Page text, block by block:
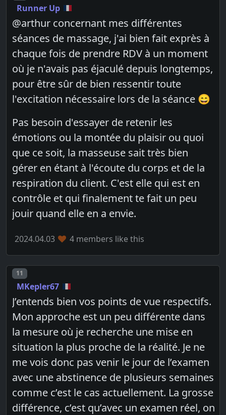
Runner Up
@arthur concernant mes différentes
séances de massage, j'ai bien fait exprès à
chaque fois de prendre RDV à un moment
où je n'avais pas éjaculé depuis longtemps,
pour être sûr de bien ressentir toute
l'excitation nécessaire lors de la séance 😄
Pas besoin d'essayer de retenir les
émotions ou la montée du plaisir ou quoi
que ce soit, la masseuse sait très bien
gérer en étant à l'écoute du corps et de la
respiration du client. C'est elle qui est en
contrôle et qui finalement te fait un peu
jouir quand elle en a envie.
2024.04.03 4 members like this
Post number
11
MKepler67
J’entends bien vos points de vue respectifs.
Mon approche est un peu différente dans
la mesure où je recherche une mise en
situation la plus proche de la réalité. Je ne
me vois donc pas venir le jour de l’examen
avec une abstinence de plusieurs semaines
comme c’est le cas actuellement. La grosse
différence, c’est qu’avec un examen réel, on